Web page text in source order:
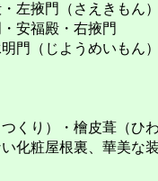
左掖門（さえきもん）
安福殿・右掖門
門（じようめいもん
つくり）・檜皮葺（ひ
化粧屋根裏、華美な